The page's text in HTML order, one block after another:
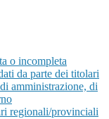
o incompleta
da parte dei titolari
amministrazione, di
regionali/provinciali